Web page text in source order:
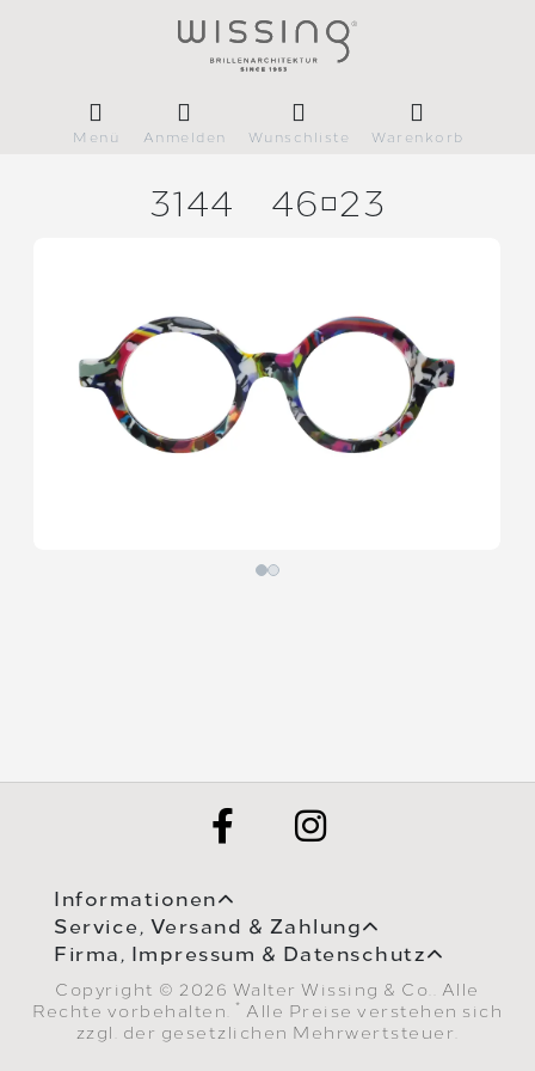
Menü Anmelden Wunschliste Warenkorb
3144 4623
Informationen
Service, Versand & Zahlung
Firma, Impressum & Datenschutz
Copyright © 2026 Walter Wissing & Co.. Alle
Rechte vorbehalten.
* Alle Preise verstehen sich
zzgl. der gesetzlichen Mehrwertsteuer.